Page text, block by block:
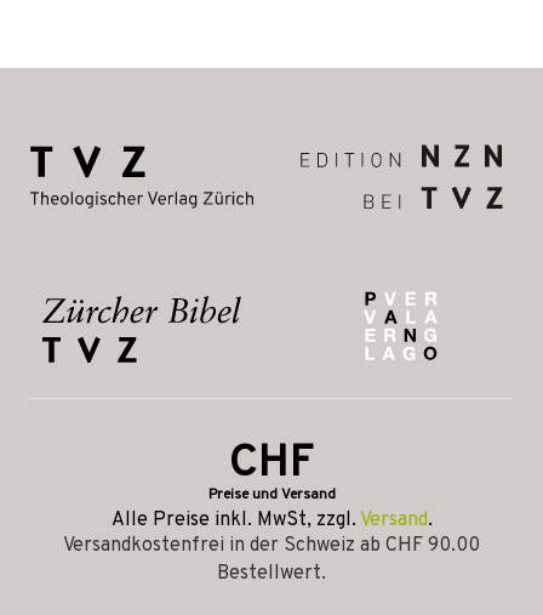
CHF
Preise und Versand
Alle Preise inkl. MwSt, zzgl. Versand.
Versandkostenfrei in der Schweiz ab CHF 90.00
Bestellwert.